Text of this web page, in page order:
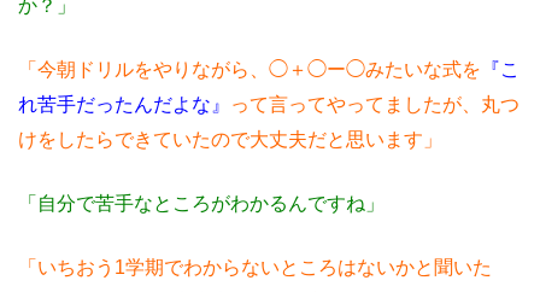
か？」
「今朝ドリルをやりながら、◯＋◯ー◯みたいな式を 『こ
れ苦手だったんだよな』
って言ってやってましたが、丸つ
けをしたらできていたので大丈夫だと思います」
「自分で苦手なところがわかるんですね」
「いちおう1学期でわからないところはないかと聞いた